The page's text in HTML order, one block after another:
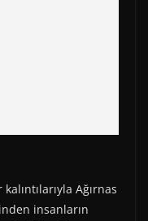
Ağırnas
insanların